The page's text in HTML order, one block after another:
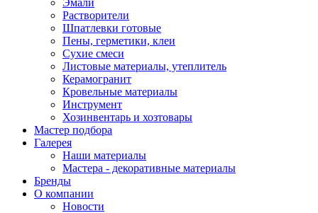
Эмали
Растворители
Шпатлевки готовые
Пены, герметики, клеи
Сухие смеси
Листовые материалы, утеплитель
Керамогранит
Кровельные материалы
Инструмент
Хозинвентарь и хозтовары
Мастер подбора
Галерея
Наши материалы
Мастера - декоративные материалы
Бренды
О компании
Новости